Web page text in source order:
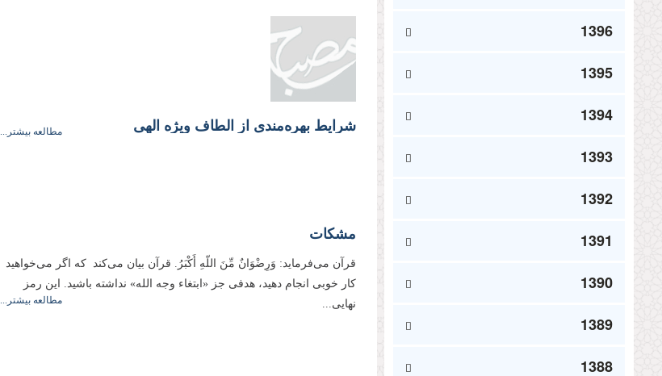
1396
1395
1394
1393
1392
1391
1390
1389
1388
شرایط بهره‌مندی از الطاف ویژه الهی مطالعه بیشتر...
مشکات
قرآن می‌فرماید: وَرِضْوَانٌ مِّنَ اللّهِ أَكْبَرُ. قرآن بیان می‌کند که اگر می‌خواهید
کار خوبی انجام دهید، هدفی جز «ابتغاء وجه‌ الله» نداشته باشید. این رمز
نهایی...
مطالعه بیشتر...